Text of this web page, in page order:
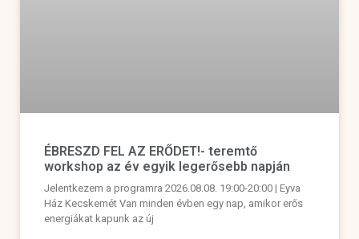
ÉBRESZD FEL AZ ERŐDET!- teremtő
workshop az év egyik legerősebb napján
Jelentkezem a programra 2026.08.08. 19:00-20:00 | Eyva
Ház Kecskemét Van minden évben egy nap, amikor erős
energiákat kapunk az új